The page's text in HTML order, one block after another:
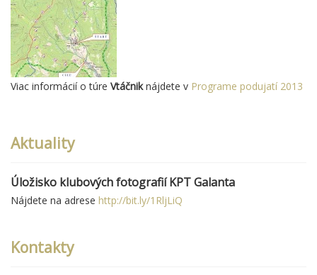
Viac informácií o túre Vtáčniknájdete v Programe podujatí 2013
Aktuality
Úložisko klubových fotografií KPT Galanta
Nájdete na adrese http://bit.ly/1RljLiQ
Kontakty